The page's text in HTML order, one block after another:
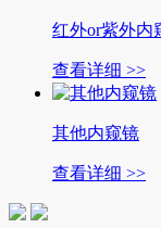
红外or紫外内
查看详细 >>
其他内窥镜
查看详细 >>